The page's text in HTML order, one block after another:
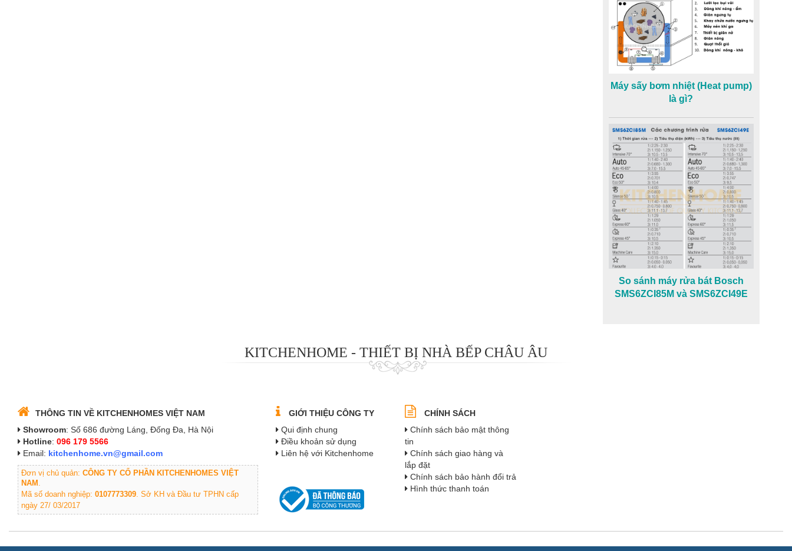
Máy sấy bơm nhiệt (Heat pump)
là gì?
So sánh máy rửa bát Bosch
SMS6ZCI85M và SMS6ZCI49E
KITCHENHOME - THIẾT BỊ NHÀ BẾP CHÂU ÂU
THÔNG TIN VỀ KITCHENHOMES VIỆT NAM
Showroom: Số 686 đường Láng, Đống Đa, Hà Nội
Hotline: 096 179 5566
Email: kitchenhome.vn@gmail.com
Đơn vị chủ quản: CÔNG TY CỔ PHẦN KITCHENHOMES VIỆT
NAM
Mã số doanh nghiệp: 0107773309 . Sở KH và Đầu tư TPHN cấp
ngày 27/ 03/2017
GIỚI THIỆU CÔNG TY
Qui định chung
Điều khoản sử dụng
Liên hệ với Kitchenhome
CHÍNH SÁCH
Chính sách bảo mật thông
tin
Chính sách giao hàng và
lắp đặt
Chính sách bảo hành đổi trả
Hình thức thanh toán